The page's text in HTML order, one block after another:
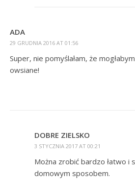
ADA
29 GRUDNIA 2016 AT 01:56
Super, nie pomyślałam, że
owsiane!
DOBRE ZIELSKO
3 STYCZNIA 2017 AT 00:21
Można zrobić bardzo łatwo i
domowym sposobem.